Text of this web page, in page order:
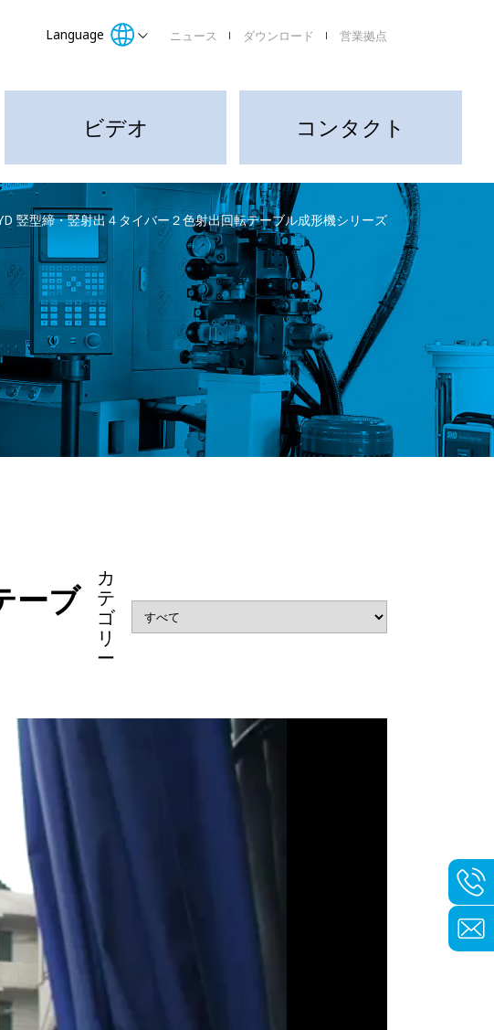
Language ニュース ダウンロード 営業拠点
ビデオ コンタクト
竪型締・竪射出４タイバー２色射出回転テーブル成形機シリーズ
ーブ
カ
テ
ゴ
リ
ー